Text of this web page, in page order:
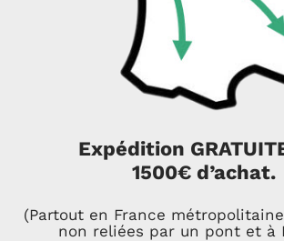
Expédition
1500€ d’achat.
(Partout en France
non reliées par un pont et à